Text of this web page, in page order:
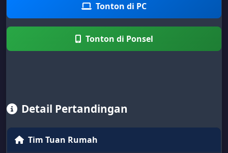
Tonton di PC
Tonton di Ponsel
Detail Pertandingan
Tim Tuan Rumah